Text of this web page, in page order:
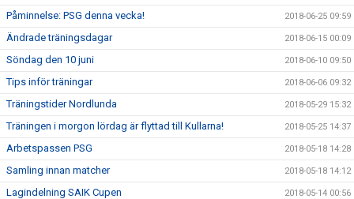
Påminnelse: PSG denna vecka! 2018-06-25 09:59
Ändrade träningsdagar 2018-06-15 00:09
Söndag den 10 juni 2018-06-10 09:50
Tips inför träningar 2018-06-06 09:32
Träningstider Nordlunda 2018-05-29 15:32
Träningen i morgon lördag är flyttad till Kullarna! 2018-05-25 14:37
Arbetspassen PSG 2018-05-18 14:28
Samling innan matcher 2018-05-18 14:12
Lagindelning SAIK Cupen 2018-05-14 00:56